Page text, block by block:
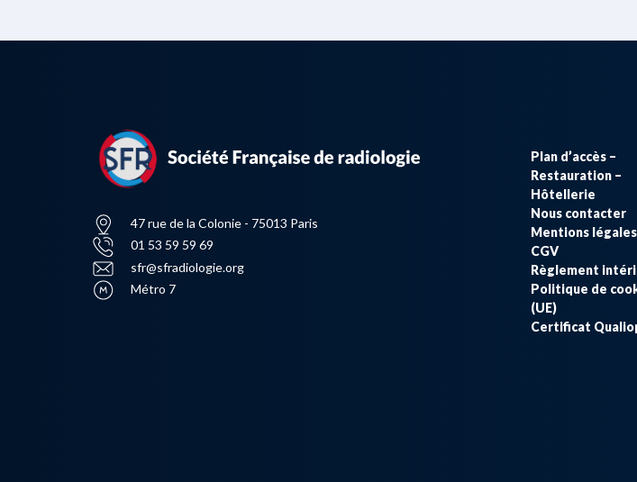
47 rue de la Colonie - 75013 Paris
01 53 59 59 69
sfr@sfradiologie.org
Métro 7
Plan d’accès –
Restauration –
Hôtellerie
Nous contacter
Mentions légales
CGV
Règlement
Politique de
(UE)
Certificat